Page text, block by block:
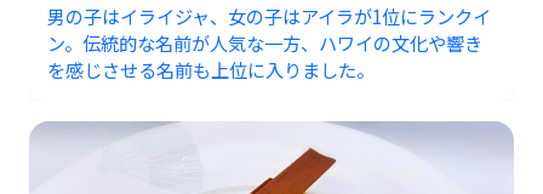
男の子はイライジャ、女の子はアイラが1位にランクイ
ン。伝統的な名前が人気な一方、ハワイの文化や響き
を感じさせる名前も上位に入りました。